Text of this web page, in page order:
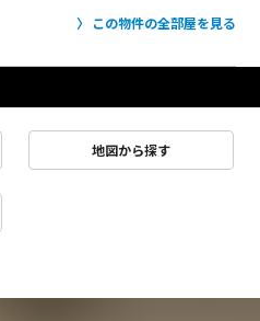
この物件の全部屋を見る
地図から探す